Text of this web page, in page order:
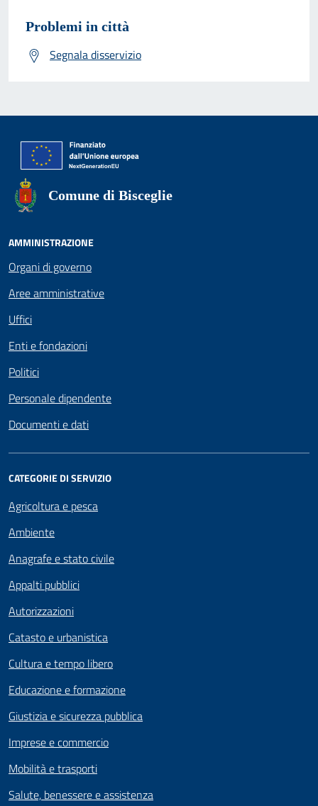
Problemi in città
Segnala disservizio
Comune di Bisceglie
AMMINISTRAZIONE
Organi di governo
Aree amministrative
Uffici
Enti e fondazioni
Politici
Personale dipendente
Documenti e dati
CATEGORIE DI SERVIZIO
Agricoltura e pesca
Ambiente
Anagrafe e stato civile
Appalti pubblici
Autorizzazioni
Catasto e urbanistica
Cultura e tempo libero
Educazione e formazione
Giustizia e sicurezza pubblica
Imprese e commercio
Mobilità e trasporti
Salute, benessere e assistenza